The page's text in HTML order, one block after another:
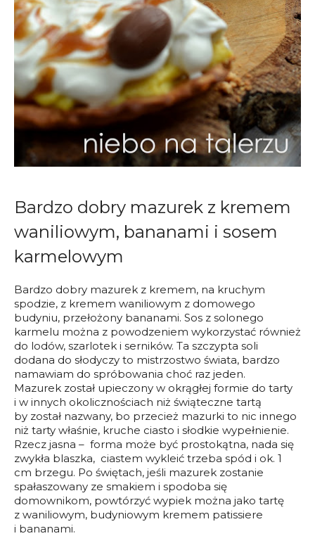
Bardzo dobry mazurek z kremem
waniliowym, bananami i sosem
karmelowym
Bardzo dobry mazurek z kremem, na kruchym
spodzie, z kremem waniliowym z domowego
budyniu, przełożony bananami. Sos z solonego
karmelu można z powodzeniem wykorzystać również
do lodów, szarlotek i serników. Ta szczypta soli
dodana do słodyczy to mistrzostwo świata, bardzo
namawiam do spróbowania choć raz jeden.
Mazurek został upieczony w okrągłej formie do tarty
i w innych okolicznościach niż świąteczne tartą
by został nazwany, bo przecież mazurki to nic innego
niż tarty właśnie, kruche ciasto i słodkie wypełnienie.
Rzecz jasna – forma może być prostokątna, nada się
zwykła blaszka, ciastem wykleić trzeba spód i ok. 1
cm brzegu. Po świętach, jeśli mazurek zostanie
spałaszowany ze smakiem i spodoba się
domownikom, powtórzyć wypiek można jako tartę
z waniliowym, budyniowym kremem patissiere
i bananami.